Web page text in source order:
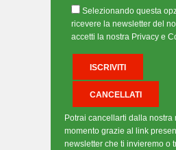
Selezionando questa
ricevere la newsletter del
accetti la nostra Privacy e
Potrai cancellarti dalla nostra
momento grazie al link
newsletter che ti invieremo o